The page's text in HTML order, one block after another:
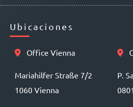
Ubicaciones
Office Vienna
Mariahilfer Straße 7/2
1060 Vienna
P.